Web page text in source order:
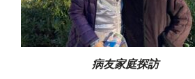
病友家庭探訪